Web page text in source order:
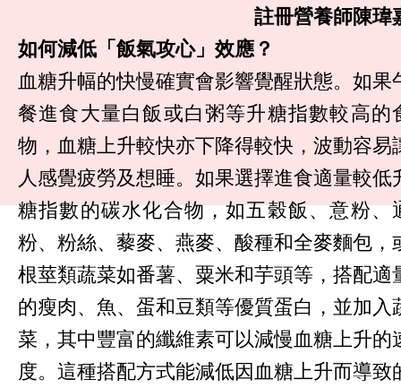
註冊營養師陳瑋
如何減低「飯氣攻心」效應？
血糖升幅的快慢確實會影響覺醒狀態。如果
餐進食大量白飯或白粥等升糖指數較高的
物，血糖上升較快亦下降得較快，波動容易
人感覺疲勞及想睡。如果選擇進食適量較低
糖指數的碳水化合物，如五穀飯、意粉、
粉、粉絲、藜麥、燕麥、酸種和全麥麵包，
根莖類蔬菜如番薯、粟米和芋頭等，搭配適
的瘦肉、魚、蛋和豆類等優質蛋白，並加入
菜，其中豐富的纖維素可以減慢血糖上升的
度。這種搭配方式能減低因血糖上升而導致